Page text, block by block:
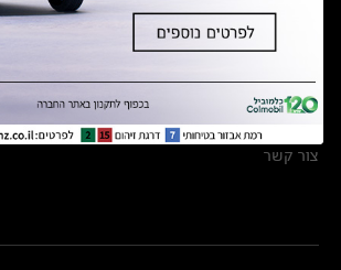
מצאו אותנו
אולמות תצוגה
מרכזי שירות
צור קשר